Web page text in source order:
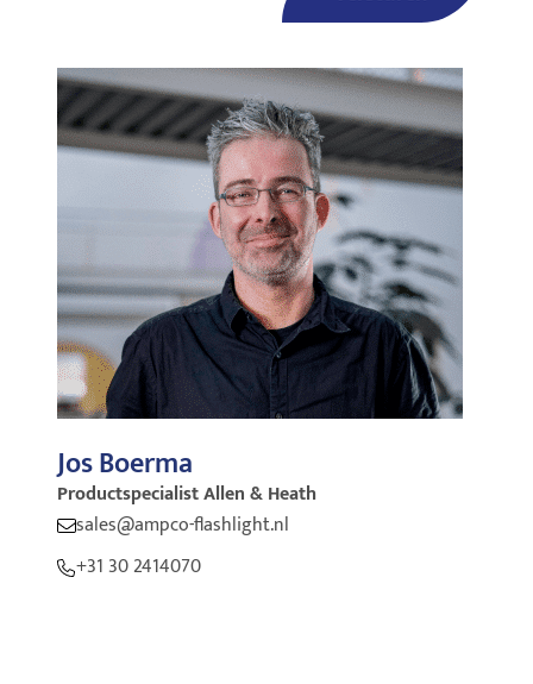
Jos Boerma
ProductspecialistAllen & Heath
sales@ampco-flashlight.nl
+31 30 2414070